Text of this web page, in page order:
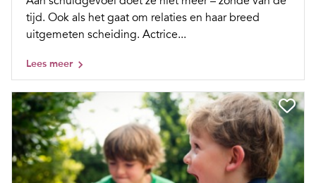
tijd. Ook als het gaat om relaties en haar breed
uitgemeten scheiding. Actrice...
Lees meer